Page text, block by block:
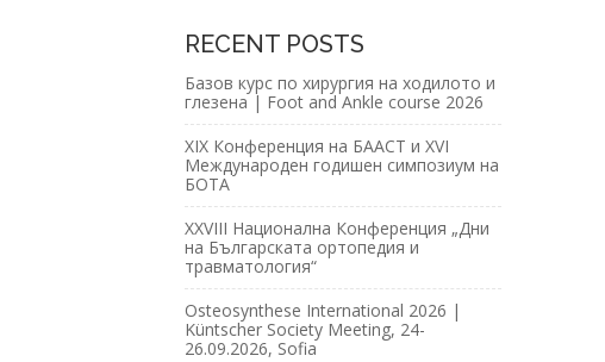
RECENT POSTS
Базов курс по хирургия на ходилото и
глезена | Foot and Ankle course 2026
XIX Конференция на БААСТ и XVI
Международен годишен симпозиум на
БОТА
XXVIII Национална Конференция „Дни
на Българската ортопедия и
травматология“
Osteosynthese International 2026 |
Küntscher Society Meeting, 24-
26.09.2026, Sofia